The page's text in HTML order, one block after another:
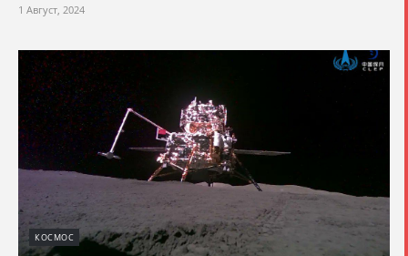
1 Август, 2024
КОСМОС